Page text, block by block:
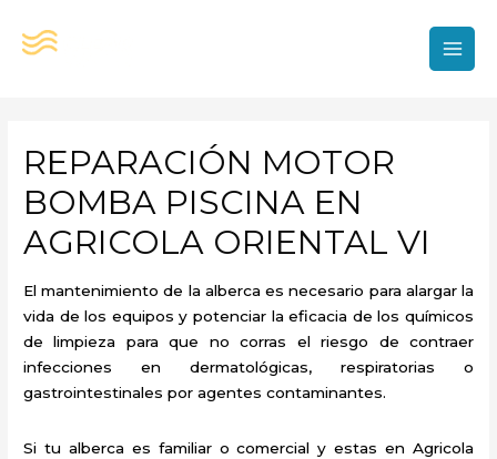
REPARACIÓN MOTOR
BOMBA PISCINA EN
AGRICOLA ORIENTAL VI
El mantenimiento de la alberca es necesario para alargar la
vida de los equipos y potenciar la eficacia de los químicos
de limpieza para que no corras el riesgo de contraer
infecciones en dermatológicas, respiratorias o
gastrointestinales por agentes contaminantes.
Si tu alberca es familiar o comercial y estas en Agricola